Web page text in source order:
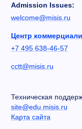
Admission Issues:
welcome@misis.ru
Центр
+7 495 638-46-57
cctt@misis.ru
Техническая
site@edu.misis.ru
Карта сайта